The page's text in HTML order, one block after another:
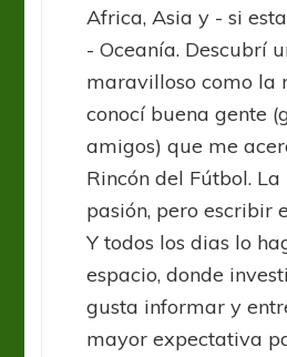
Africa, Asia y - si
- Oceanía. Descubrí
maravilloso como la
conocí buena gente
amigos) que me
Rincón del Fútbol.
pasión, pero escribir
Y todos los dias lo
espacio, donde
gusta informar y
mayor expectativa